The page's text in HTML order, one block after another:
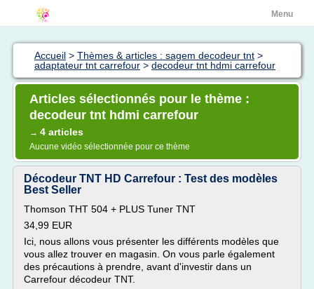
Menu
Accueil > Thèmes & articles : sagem decodeur tnt >
adaptateur tnt carrefour > decodeur tnt hdmi carrefour
Articles sélectionnés pour le thème :
decodeur tnt hdmi carrefour
→ 4 articles
Aucune vidéo sélectionnée pour ce thème
Décodeur TNT HD Carrefour : Test des modèles
Best Seller
Thomson THT 504 + PLUS Tuner TNT
34,99 EUR
Ici, nous allons vous présenter les différents modèles que
vous allez trouver en magasin. On vous parle également
des précautions à prendre, avant d'investir dans un
Carrefour décodeur TNT.